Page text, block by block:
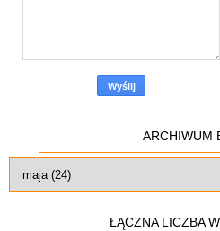
ARCHIWUM
ŁĄCZNA LICZBA